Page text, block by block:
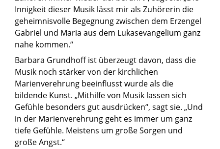
Innigkeit dieser Musik lässt mir als Zuhörerin die
geheimnisvolle Begegnung zwischen dem Erzengel
Gabriel und Maria aus dem Lukasevangelium ganz
nahe kommen.“
Barbara Grundhoff ist überzeugt davon, dass die
Musik noch stärker von der kirchlichen
Marienverehrung beeinflusst wurde als die
bildende Kunst. „Mithilfe von Musik lassen sich
Gefühle besonders gut ausdrücken“, sagt sie. „Und
in der Marienverehrung geht es immer um ganz
tiefe Gefühle. Meistens um große Sorgen und
große Angst.“